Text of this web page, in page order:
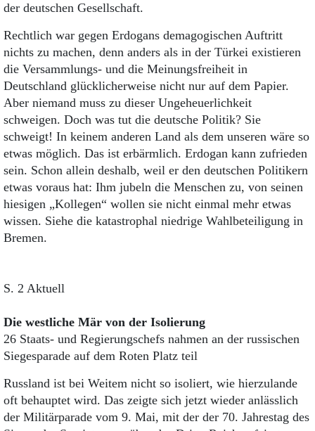
der deutschen Gesellschaft.
Rechtlich war gegen Erdogans demagogischen Auftritt
nichts zu machen, denn anders als in der Türkei existieren
die Versammlungs- und die Meinungsfreiheit in
Deutschland glücklicherweise nicht nur auf dem Papier.
Aber niemand muss zu dieser Ungeheuerlichkeit
schweigen. Doch was tut die deutsche Politik? Sie
schweigt! In keinem anderen Land als dem unseren wäre so
etwas möglich. Das ist erbärmlich. Erdogan kann zufrieden
sein. Schon allein deshalb, weil er den deutschen Politikern
etwas voraus hat: Ihm jubeln die Menschen zu, von seinen
hiesigen „Kollegen“ wollen sie nicht einmal mehr etwas
wissen. Siehe die katastrophal niedrige Wahlbeteiligung in
Bremen.
S. 2 Aktuell
Die westliche Mär von der Isolierung
26 Staats- und Regierungschefs nahmen an der russischen
Siegesparade auf dem Roten Platz teil
Russland ist bei Weitem nicht so isoliert, wie hierzulande
oft behauptet wird. Das zeigte sich jetzt wieder anlässlich
der Militärparade vom 9. Mai, mit der der 70. Jahrestag des